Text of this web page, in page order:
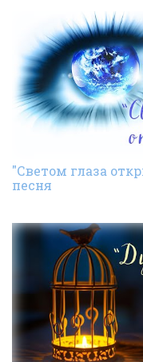
"Светом глаза
песня